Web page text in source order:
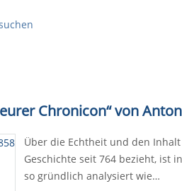
Chronicon“ von
Über die Echtheit und den
Geschichte seit 764 bezieht, ist
so gründlich analysiert wie…